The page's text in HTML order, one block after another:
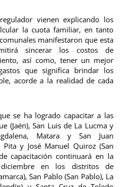
vienen explicando los
la cuota familiar, en tanto
manifestaron que esta
sincerar los costos de
así como, tener un mejor
que significa brindar los
acorde a la realidad de cada
se ha logrado capacitar a las
(Jaén), San Luis de La Lucma y
Matara y San Juan
Pita y José Manuel Quiroz (San
capacitación continuará en la
en los distritos de
San Pablo (San Pablo), La